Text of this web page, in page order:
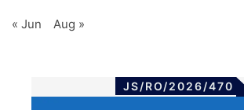
« Jun Aug »
JS/RO/2026/470